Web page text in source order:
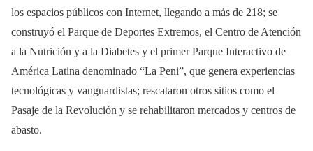
los espacios públicos con Internet, llegando a más de 218; se
construyó el Parque de Deportes Extremos, el Centro de Atención
a la Nutrición y a la Diabetes y el primer Parque Interactivo de
América Latina denominado “La Peni”, que genera experiencias
tecnológicas y vanguardistas; rescataron otros sitios como el
Pasaje de la Revolución y se rehabilitaron mercados y centros de
abasto.